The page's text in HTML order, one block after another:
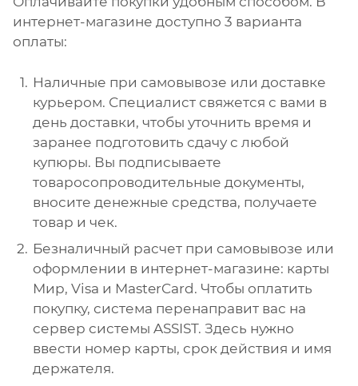
интернет-магазине доступно 3 варианта
оплаты:
Наличные при самовывозе или доставке
курьером. Специалист свяжется с вами в
день доставки, чтобы уточнить время и
заранее подготовить сдачу с любой
купюры. Вы подписываете
товаросопроводительные документы,
вносите денежные средства, получаете
товар и чек.
Безналичный расчет при самовывозе или
оформлении в интернет-магазине: карты
Мир, Visa и MasterCard. Чтобы оплатить
покупку, система перенаправит вас на
сервер системы ASSIST. Здесь нужно
ввести номер карты, срок действия и имя
держателя.